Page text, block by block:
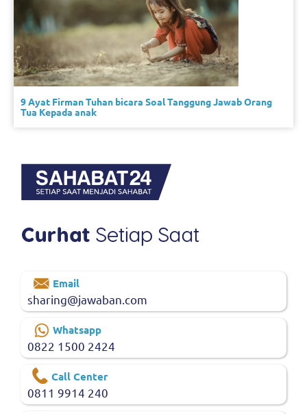
9 Ayat Firman Tuhan bicara Soal Tanggung Jawab Orang
Tua Kepada anak
Email
sharing@jawaban.com
Whatsapp
0822 1500 2424
Call Center
0811 9914 240